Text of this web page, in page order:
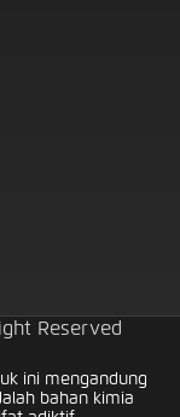
Reserved
ini mengandung
bahan kimia